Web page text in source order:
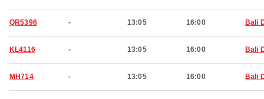
QR5396 - 13:05 16:00 Bali
KL4116 - 13:05 16:00 Bali
MH714 - 13:05 16:00 Bali